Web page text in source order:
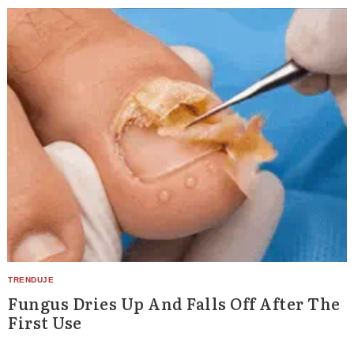
Fungus Dries Up And Falls Off After The
First Use